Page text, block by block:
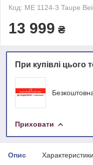
Код: ME 1124-3 Taupe
13 999 ₴
При купівлі цього
Приховати
Опис Характеристики